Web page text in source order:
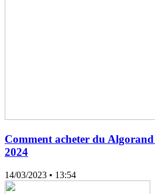
Comment acheter du
2024
14/03/2023 • 13:54